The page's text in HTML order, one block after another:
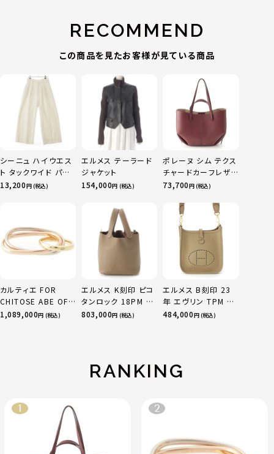
RECOMMEND
この商品を見たお客様が見ている商品
シーニュ ハイウエス
ト タックワイド パン
ツ ボトムス オフホワ
13,200円 (税込)
エルメス テーラード
ジャケット
154,000円 (税込)
ポレーヌ シム テクス
チャードカーフレザ
ー トートバッグ ダー
73,700円 (税込)
カルティエ FOR
CHITOSE ABE OF
sacai サカイ 750
1,089,000円 (税込)
エルメス K刻印 ピコ
タンロック 18PM ト
リヨン ハンドバッグ
803,000円 (税込)
エルメス B刻印 23
年 エヴリン TPM 16
アマゾン トリヨンク
484,000円 (税込)
RANKING